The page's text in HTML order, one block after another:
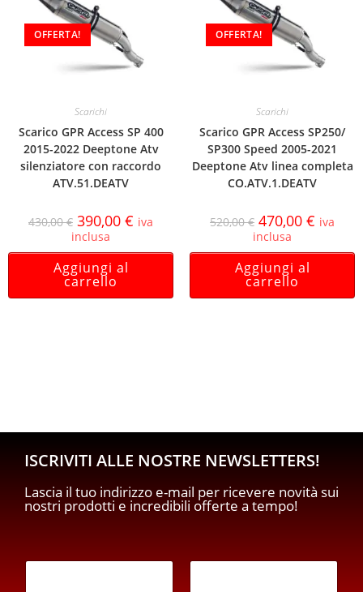
OFFERTA!
Scarichi
Scarico GPR Access SP 400
2015-2022 Deeptone Atv
silenziatore con raccordo
ATV.51.DEATV
430,00€ 390,00 € iva
inclusa
Aggiungi al
carrello
OFFERTA!
Scarichi
Scarico GPR Access SP250/
SP300 Speed 2005-2021
Deeptone Atv linea completa
CO.ATV.1.DEATV
520,00€ 470,00 € iva
inclusa
Aggiungi al
carrello
ISCRIVITI ALLE NOSTRE NEWSLETTERS!
Lascia il tuo indirizzo e-mail per ricevere novità sui
nostri prodotti e incredibili offerte a tempo!
E